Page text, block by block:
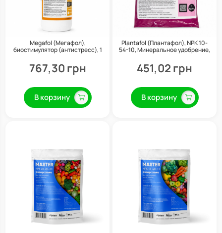
Megafol (Мегафол),
биостимулятор (антистресс), 1
767,30 грн
В корзину
Plantafol (Плантафол), NPK 10-
54-10, Минеральное удобрение,
451,02 грн
В корзину